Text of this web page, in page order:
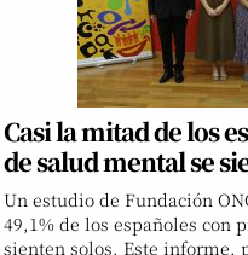
Casi la mitad de los
de salud mental se
Un estudio de Fundación
49,1% de los españoles con
sienten solos. Este informe,